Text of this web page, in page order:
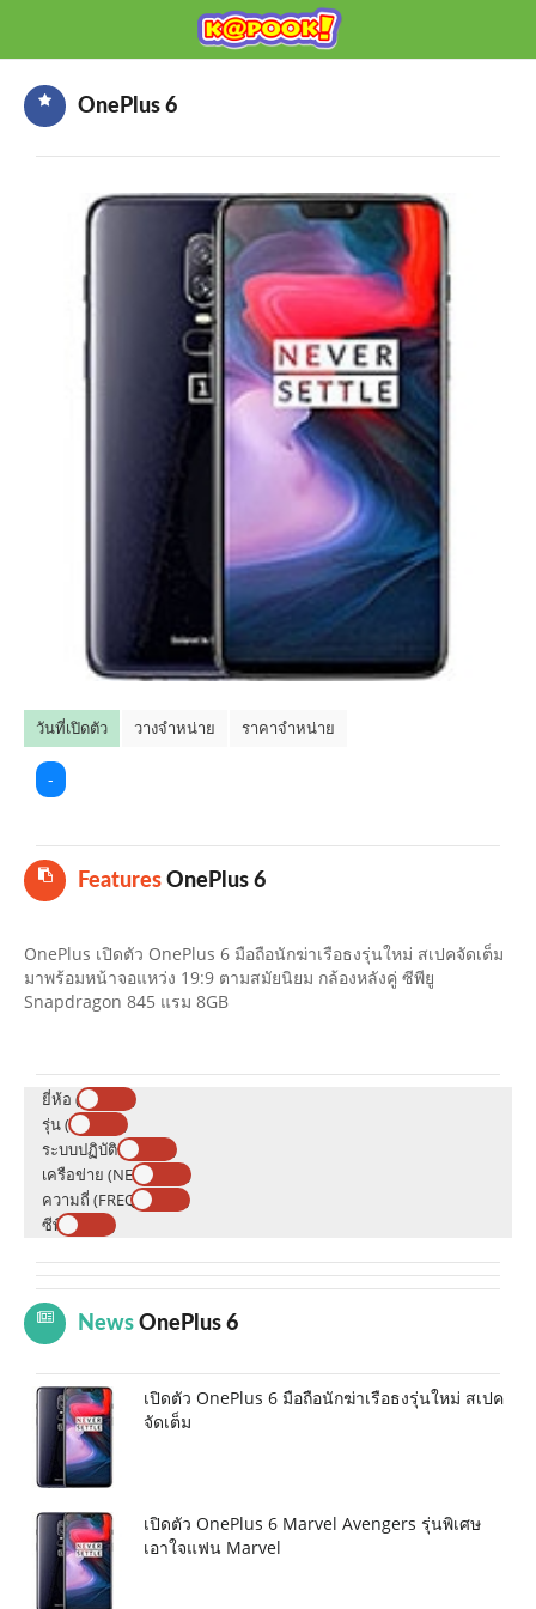
Mobile เช็กก่อนซื้อ
ราคามือถือ
HOW TO มือถือ
TOP 10 ข่าวมือถือ
TOP 10 มือถือยอดนิยม
OnePlus 6
วันที่เปิดตัว วางจำหน่าย ราคาจำหน่าย
-
Features OnePlus 6
OnePlus เปิดตัว OnePlus 6 มือถือนักฆ่าเรือธงรุ่นใหม่ สเปคจัดเต็ม
มาพร้อมหน้าจอแหว่ง 19:9 ตามสมัยนิยม กล้องหลังคู่ ซีพียู
Snapdragon 845 แรม 8GB
ยี่ห้อ (BRAND)
รุ่น (MODEL)
ระบบปฏิบัติการ (OS)
เครือข่าย (NETWORK)
ความถี่ (FREQUENCY)
ซีพียู (CPU)
News OnePlus 6
เปิดตัว OnePlus 6 มือถือนักฆ่าเรือธงรุ่นใหม่ สเปค
จัดเต็ม
เปิดตัว OnePlus 6 Marvel Avengers รุ่นพิเศษ
เอาใจแฟน Marvel